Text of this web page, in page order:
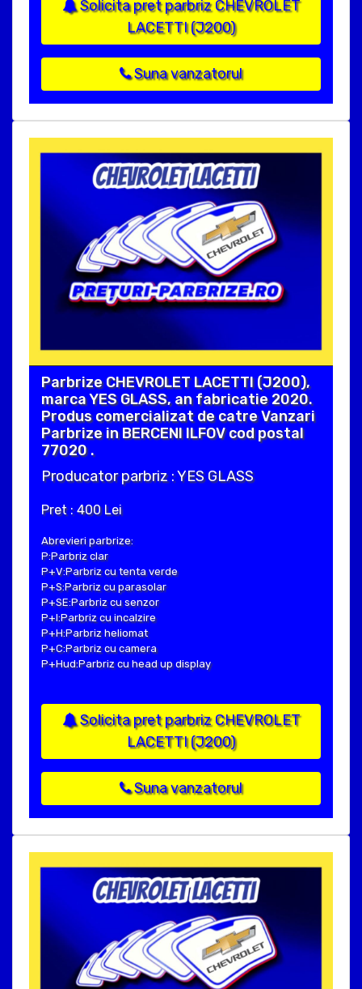
Solicita pret parbriz CHEVROLET
LACETTI (J200)
Suna vanzatorul
Parbrize CHEVROLET LACETTI (J200),
marca YES GLASS, an fabricatie 2020.
Produs comercializat de catre Vanzari
Parbrize in BERCENI ILFOV cod postal
77020 .
Producator parbriz : YES GLASS
Pret : 400 Lei
Abrevieri parbrize:
P:Parbriz clar
P+V:Parbriz cu tenta verde
P+S:Parbriz cu parasolar
P+SE:Parbriz cu senzor
P+I:Parbriz cu incalzire
P+H:Parbriz heliomat
P+C:Parbriz cu camera
P+Hud:Parbriz cu head up display
Solicita pret parbriz CHEVROLET
LACETTI (J200)
Suna vanzatorul